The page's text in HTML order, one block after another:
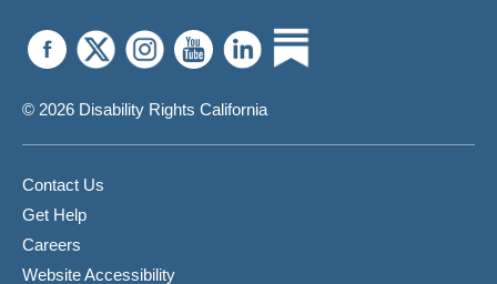
© 2026 Disability Rights California
Contact Us
Get Help
Careers
Website Accessibility